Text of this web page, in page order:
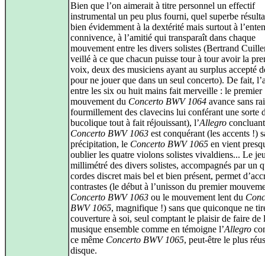
Bien que l’on aimerait à titre personnel un effectif
instrumental un peu plus fourni, quel superbe
bien évidemment à la dextérité mais surtout à
connivence, à l’amitié qui transparaît dans chaque
mouvement entre les divers solistes (Bertrand
veillé à ce que chacun puisse tour à tour avoir la
voix, deux des musiciens ayant au surplus accepté
pour ne jouer que dans un seul concerto). De fait,
entre les six ou huit mains fait merveille : le premier
mouvement du Concerto BWV 1064 avance sans
fourmillement des clavecins lui conférant une sorte
bucolique tout à fait réjouissant), l’Allegro
Concerto BWV 1063 est conquérant (les accents !)
précipitation, le Concerto BWV 1065 en vient
oublier les quatre violons solistes vivaldiens... Le
millimétré des divers solistes, accompagnés par un
cordes discret mais bel et bien présent, permet
contrastes (le début à l’unisson du premier
Concerto BWV 1063 ou le mouvement lent du
BWV 1065, magnifique !) sans que quiconque ne
couverture à soi, seul comptant le plaisir de faire de
musique ensemble comme en témoigne l’Allegro
ce même Concerto BWV 1065, peut‑être le plus
disque.